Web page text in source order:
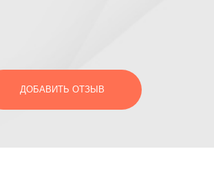
ДОБАВИТЬ ОТЗЫВ